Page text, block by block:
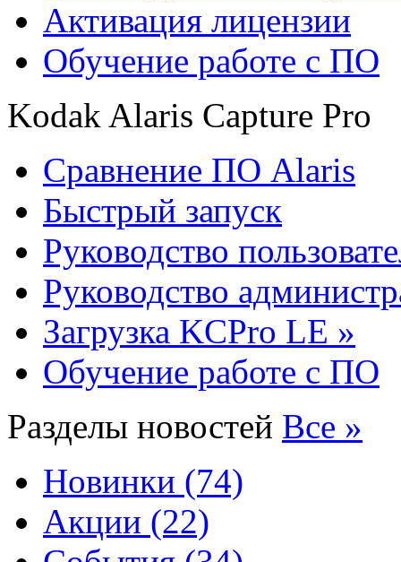
Активация лицензии
Обучение работе с ПО
Kodak Alaris Capture Pro
Сравнение ПО Alaris
Быстрый запуск
Руководство
Руководство
Загрузка KCPro LE »
Обучение работе с ПО
Разделы новостей Все »
Новинки (74)
Акции (22)